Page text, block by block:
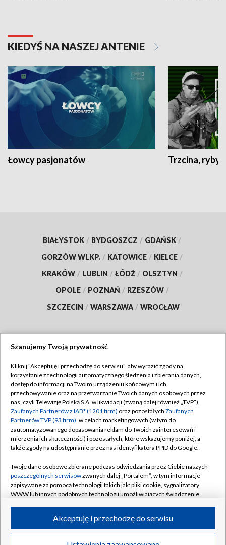
KIEDYŚ NA NASZEJ ANTENIE
Łowcy pasjonatów Trzcina, ryby
BIAŁYSTOK / BYDGOSZCZ / GDAŃSK /
GORZÓW WLKP. / KATOWICE / KIELCE /
KRAKÓW / LUBLIN / ŁÓDŹ / OLSZTYN /
OPOLE / POZNAŃ / RZESZÓW /
SZCZECIN / WARSZAWA / WROCŁAW
TVP
Abonament TVP
Emisja w TVP
Centrum informacji TVP
Naziemna Telewizja Cyfrowa
Rada Programowa
System NOS
Informacje o nadawcy
Program dla prasy
Regulamin TVP
Polityka prywatności
Moje zgody
Pomoc
Kontakt
Kanały
©2026 Telewizja Polska S.A. w likwidacji
Szanujemy Twoją prywatność
Kliknij "Akceptuję i przechodzę do serwisu", aby wyrazić zgody na
korzystanie z technologii automatycznego śledzenia i zbierania danych,
dostęp do informacji na Twoim urządzeniu końcowym i ich
przechowywanie oraz na przetwarzanie Twoich danych osobowych przez
nas, czyli Telewizję Polską S.A. w likwidacji (zwaną dalej również „TVP”),
Zaufanych Partnerów z IAB* (1201 firm) oraz pozostałych Zaufanych
Partnerów TVP (93 firm), w celach marketingowych (w tym do
zautomatyzowanego dopasowania reklam do Twoich zainteresowań i
mierzenia ich skuteczności) i pozostałych, które wskazujemy poniżej, a
także zgody na udostępnianie przez nas identyfikatora PPID do Google.
Twoje dane osobowe zbierane podczas odwiedzania przez Ciebie naszych
poszczególnych serwisówzwanych dalej „Portalem”, w tym informacje
zapisywane za pomocą technologii takich jak: pliki cookie, sygnalizatory
WWW lub innych podobnych technologii umożliwiających świadczenie
ruchu w Internecie.
Twoje dane osobowe zbierane podczas odwiedzania przez Ciebie
Akceptuję i przechodzę do serwisu